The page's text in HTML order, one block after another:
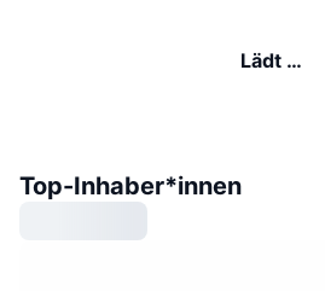
Lädt …
Top-Inhaber*innen